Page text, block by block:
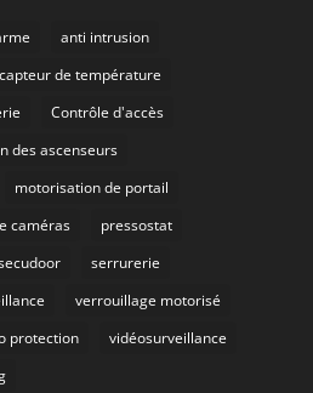
anti intrusion
capteur de température
Contrôle d'accès
des ascenseurs
motorisation de portail
caméras
pressostat
serrurerie
verrouillage motorisé
protection
vidéosurveillance